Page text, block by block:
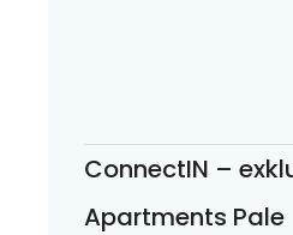
ConnectIN –
Apartments Pale